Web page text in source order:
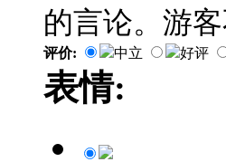
的言论。游
评价: 中立 好评
表情: